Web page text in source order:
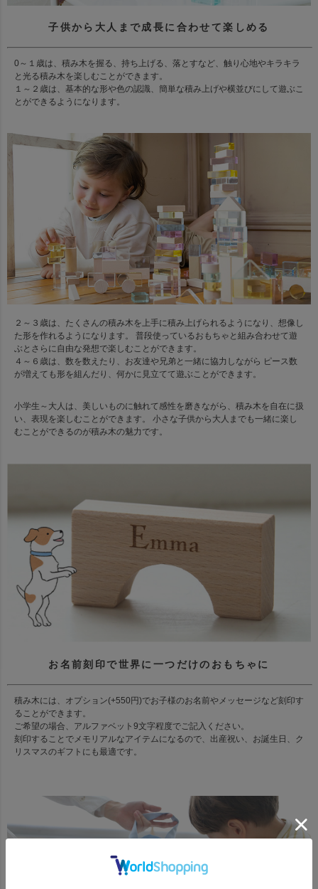
子供から大人まで成長に合わせて楽しめる
0～１歳は、積み木を握る、持ち上げる、落とすなど、触り心地やキラキラ
と光る積み木を楽しむことができます。
１～２歳は、基本的な形や色の認識、簡単な積み上げや横並びにして遊ぶこ
とができるようになります。
２～３歳は、たくさんの積み木を上手に積み上げられるようになり、想像し
た形を作れるようになります。 普段使っているおもちゃと組み合わせて遊
ぶとさらに自由な発想で楽しむことができます。
４～６歳は、数を数えたり、お友達や兄弟と一緒に協力しながら ピース数
が増えても形を組んだり、何かに見立てて遊ぶことができます。
小学生～大人は、美しいものに触れて感性を磨きながら、積み木を自在に扱
い、表現を楽しむことができます。 小さな子供から大人までも一緒に楽し
むことができるのが積み木の魅力です。
お名前刻印で世界に一つだけのおもちゃに
積み木には、オプション(+550円)でお子様のお名前やメッセージなど刻印す
ることができます。
ご希望の場合、アルファベット9文字程度でご記入ください。
刻印することでメモリアルなアイテムになるので、出産祝い、お誕生日、ク
リスマスのギフトにも最適です。